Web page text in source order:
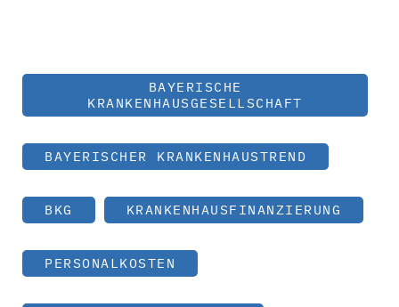
BAYERISCHE
KRANKENHAUSGESELLSCHAFT
BAYERISCHER KRANKENHAUSTREND
BKG KRANKENHAUSFINANZIERUNG
PERSONALKOSTEN